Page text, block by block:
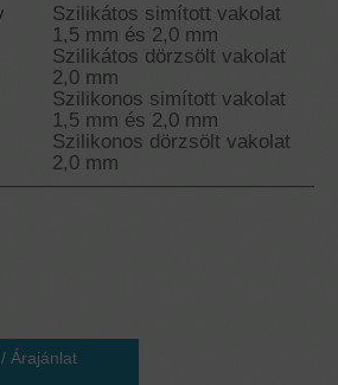
Szilikátos simított vakolat
1,5 mm és 2,0 mm
Szilikátos dörzsölt vakolat
2,0 mm
Szilikonos simított vakolat
1,5 mm és 2,0 mm
Szilikonos dörzsölt vakolat
2,0 mm
Árajánlat